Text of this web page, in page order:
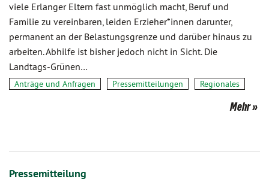
viele Erlanger Eltern fast unmöglich macht, Beruf und
Familie zu vereinbaren, leiden Erzieher*innen darunter,
permanent an der Belastungsgrenze und darüber hinaus zu
arbeiten. Abhilfe ist bisher jedoch nicht in Sicht. Die
Landtags-Grünen…
Anträge und Anfragen Pressemitteilungen Regionales
Mehr
Pressemitteilung